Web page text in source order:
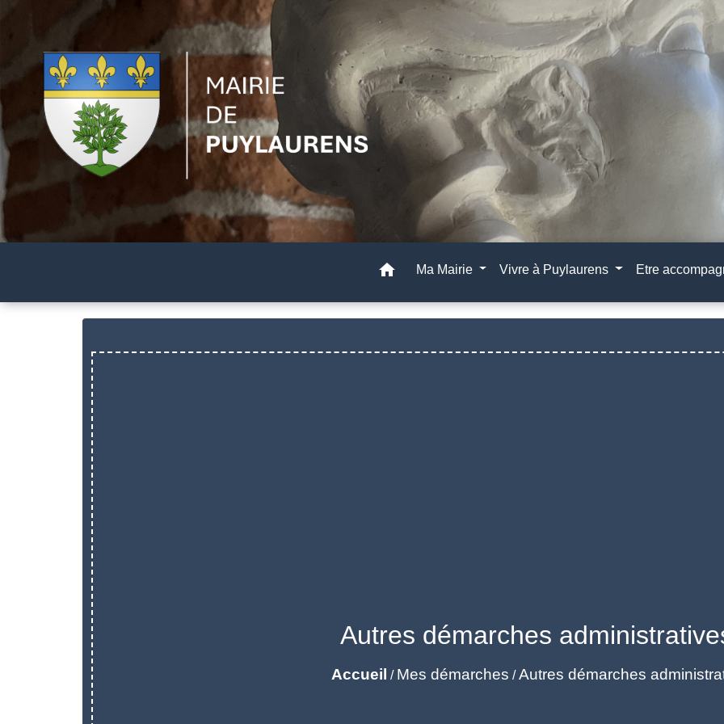
home Ma Mairie Vivre à Puylaurens Etre
Autres démarches
Accueil / Mes démarches /Autres démarches